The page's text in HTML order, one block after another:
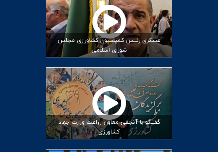
عسکری رئیس کمیسیون کشاورزی مجلس
شورای اسلامی
گفتگو با آنجفی معاون زراعت وزارت جهاد
کشاورزی